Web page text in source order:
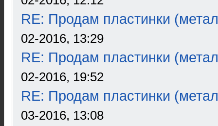
RE: Продам пластинки
02-2016, 13:29
RE: Продам пластинки
02-2016, 19:52
RE: Продам пластинки
03-2016, 13:08